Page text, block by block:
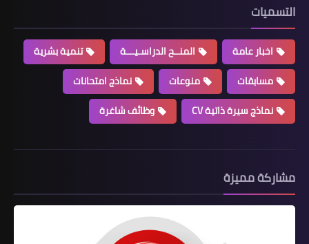
التسميات
اخبار عامة المنــح الدراسـيـــة
تنمية بشرية
مسابقات
منوعات
نماذج امتحانات
نماذج سيرة ذاتية CV
وظائف شاغرة
مشاركة مميزة